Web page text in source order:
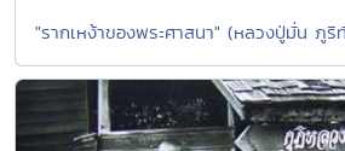
"รากเหง้าของพระศาสนา" (หลวงปู่มั่น ภูริ